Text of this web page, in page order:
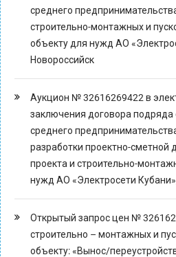
среднего
строительно-монтажных и
объекту для нужд АО
Новороссийск
Аукцион № 32616269422 в
заключения договора подряда
среднего
разработки проектно-сметной
проекта и строительно-
нужд АО «Электросети
Открытый запрос цен №
строительно – монтажных и
объекту: «Вынос/